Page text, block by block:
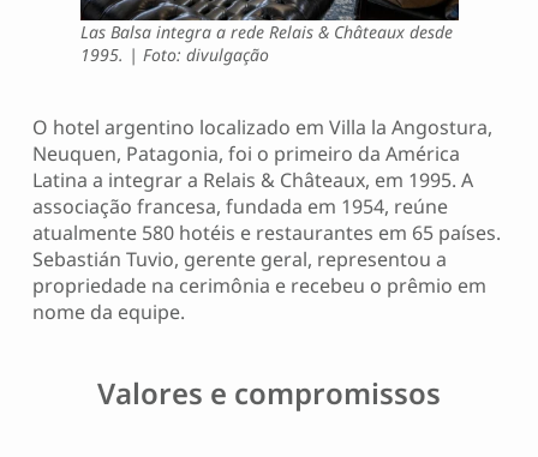
Las Balsa integra a rede Relais & Châteaux desde
1995. | Foto: divulgação
O hotel argentino localizado em Villa la Angostura,
Neuquen, Patagonia, foi o primeiro da América
Latina a integrar a Relais & Châteaux, em 1995. A
associação francesa, fundada em 1954, reúne
atualmente 580 hotéis e restaurantes em 65 países.
Sebastián Tuvio, gerente geral, representou a
propriedade na cerimônia e recebeu o prêmio em
nome da equipe.
Valores e compromissos